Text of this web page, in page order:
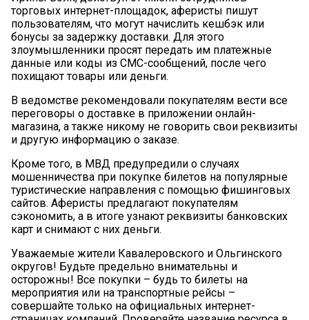
торговых интернет-площадок, аферисты пишут
пользователям, что могут начислить кешбэк или
бонусы за задержку доставки. Для этого
злоумышленники просят передать им платежные
данные или коды из СМС-сообщений, после чего
похищают товары или деньги.
В ведомстве рекомендовали покупателям вести все
переговоры о доставке в приложении онлайн-
магазина, а также никому не говорить свои реквизиты
и другую информацию о заказе.
Кроме того, в МВД предупредили о случаях
мошенничества при покупке билетов на популярные
туристические направления с помощью фишинговых
сайтов. Аферисты предлагают покупателям
сэкономить, а в итоге узнают реквизиты банковских
карт и снимают с них деньги.
Уважаемые жители Кавалеровского и Ольгинского
округов! Будьте предельно внимательны и
осторожны! Все покупки – будь то билеты на
мероприятия или на транспортные рейсы –
совершайте только на официальных интернет-